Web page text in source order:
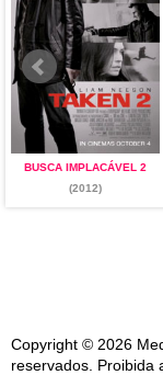
BUSCA IMPLACÁVEL 2
(2012)
Copyright © 2026
reservados. Proibida